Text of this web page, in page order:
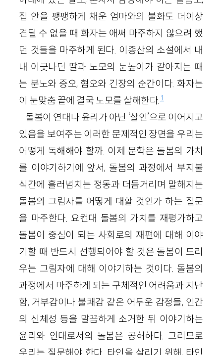
집 안을 팽팽하게 채운 엄마와의 불화도 더이상
견딜 수 없을 때 화자는 애써 마주하지 않으려 했
던 것들을 마주하게 된다. 이종산의 소설에서 내
내 어긋나던 딸과 노모의 눈높이가 같아지는 때
는 분노와 증오, 혐오와 긴장의 순간이다. 화자는
이 눈맞춤 끝에 결국 노모를 살해한다. 1
돌봄이 연대나 윤리가 아닌 ‘살인’으로 이어지고
있음을 보여주는 이러한 문제적인 장면을 우리는
어떻게 독해해야 할까. 이제 문학은 돌봄의 가치
를 이야기하기에 앞서, 돌봄의 과정에서 부지불
식간에 흘러넘치는 정동과 더듬거리며 말해지는
돌봄의 그림자를 어떻게 대할 것인가 하는 질문
을 마주한다. 요컨대 돌봄의 가치를 재평가하고
돌봄이 중심이 되는 사회로의 재편에 대해 이야
기할 때 반드시 선행되어야 할 것은 돌봄이 드리
우는 그림자에 대해 이야기하는 것이다. 돌봄의
과정에서 마주하게 되는 구체적인 어려움과 지난
함, 거부감이나 불쾌감 같은 어두운 감정들, 인간
의 신체성 등을 말끔하게 소거한 뒤 이야기하는
윤리와 연대로서의 돌봄은 공허하다. 그러므로
우리는 질문해야 한다. 타인을 살리기 위해, 타인